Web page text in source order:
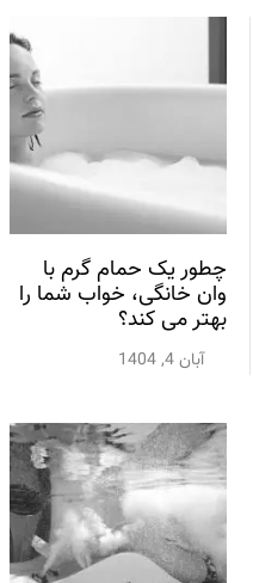
چطور یک حمام گرم با
وان خانگی، خواب شما را
بهتر می کند؟
آبان 4, 1404